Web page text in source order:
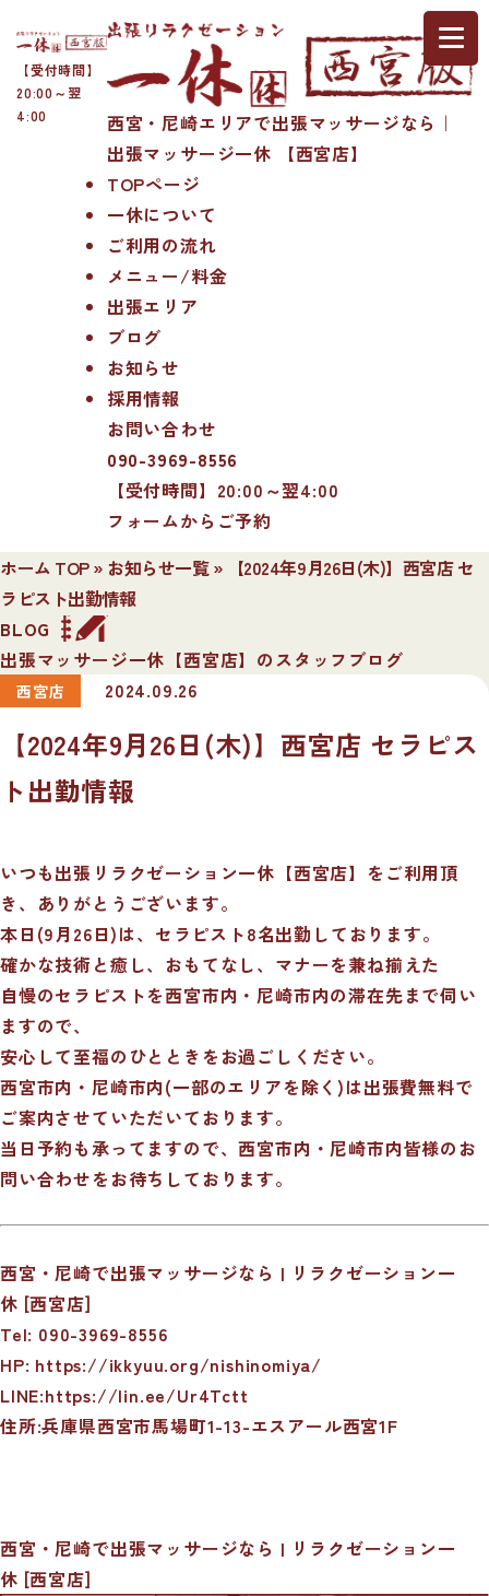
【受付時間】
20:00～翌
4:00
西宮・尼崎エリアで出張マッサージなら｜
出張マッサージ一休 【西宮店】
TOPページ
一休について
ご利用の流れ
メニュー/料金
出張エリア
ブログ
お知らせ
採用情報
お問い合わせ
090-3969-8556
【受付時間】20:00～翌4:00
フォームからご予約
ホーム TOP» お知らせ一覧»
【2024年9月26日(木)】西宮店 セ
ラピスト出勤情報
BLOG
出張マッサージ一休【西宮店】のスタッフブログ
西宮店 2024.09.26
【2024年9月26日(木)】西宮店 セラピス
ト出勤情報
いつも出張リラクゼーション一休【西宮店】をご利用頂
き、ありがとうございます。
本日(9月26日)は、セラピスト8名出勤しております。
確かな技術と癒し、おもてなし、マナーを兼ね揃えた
自慢のセラピストを西宮市内・尼崎市内の滞在先まで伺い
ますので、
安心して至福のひとときをお過ごしください。
西宮市内・尼崎市内(一部のエリアを除く)は出張費無料で
ご案内させていただいております。
当日予約も承ってますので、西宮市内・尼崎市内皆様のお
問い合わせをお待ちしております。
西宮・尼崎で出張マッサージなら | リラクゼーション一
休 [西宮店]
Tel: 090-3969-8556
HP: https://ikkyuu.org/nishinomiya/
LINE:https://lin.ee/Ur4Tctt
住所:兵庫県西宮市馬場町1-13-エスアール西宮1F
西宮・尼崎で出張マッサージなら | リラクゼーション一
休 [西宮店]